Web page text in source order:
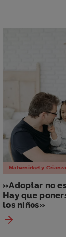
Maternidad y Crianza
»Adoptar no
Hay que
los niños»